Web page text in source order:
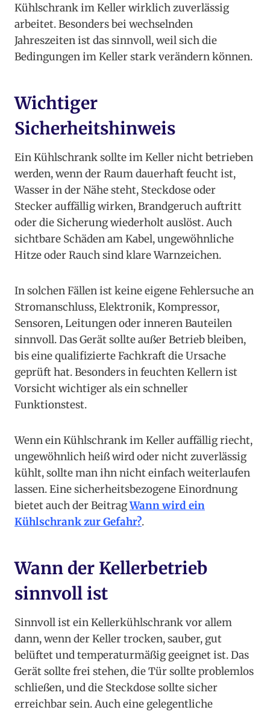
Kühlschrank im Keller wirklich zuverlässig
arbeitet. Besonders bei wechselnden
Jahreszeiten ist das sinnvoll, weil sich die
Bedingungen im Keller stark verändern können.
Wichtiger
Sicherheitshinweis
Ein Kühlschrank sollte im Keller nicht betrieben
werden, wenn der Raum dauerhaft feucht ist,
Wasser in der Nähe steht, Steckdose oder
Stecker auffällig wirken, Brandgeruch auftritt
oder die Sicherung wiederholt auslöst. Auch
sichtbare Schäden am Kabel, ungewöhnliche
Hitze oder Rauch sind klare Warnzeichen.
In solchen Fällen ist keine eigene Fehlersuche an
Stromanschluss, Elektronik, Kompressor,
Sensoren, Leitungen oder inneren Bauteilen
sinnvoll. Das Gerät sollte außer Betrieb bleiben,
bis eine qualifizierte Fachkraft die Ursache
geprüft hat. Besonders in feuchten Kellern ist
Vorsicht wichtiger als ein schneller
Funktionstest.
Wenn ein Kühlschrank im Keller auffällig riecht,
ungewöhnlich heiß wird oder nicht zuverlässig
kühlt, sollte man ihn nicht einfach weiterlaufen
lassen. Eine sicherheitsbezogene Einordnung
bietet auch der BeitragWann wird ein
Kühlschrank zur Gefahr?.
Wann der Kellerbetrieb
sinnvoll ist
Sinnvoll ist ein Kellerkühlschrank vor allem
dann, wenn der Keller trocken, sauber, gut
belüftet und temperaturmäßig geeignet ist. Das
Gerät sollte frei stehen, die Tür sollte problemlos
schließen, und die Steckdose sollte sicher
erreichbar sein. Auch eine gelegentliche